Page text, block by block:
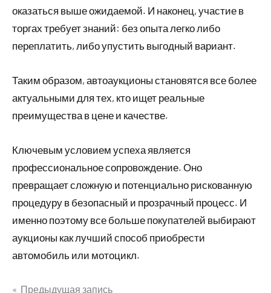
оказаться выше ожидаемой. И наконец, участие в
торгах требует знаний: без опыта легко либо
переплатить, либо упустить выгодный вариант.
Таким образом, автоаукционы становятся все более
актуальными для тех, кто ищет реальные
преимущества в цене и качестве.
Ключевым условием успеха является
профессиональное сопровождение. Оно
превращает сложную и потенциально рискованную
процедуру в безопасный и прозрачный процесс. И
именно поэтому все больше покупателей выбирают
аукционы как лучший способ приобрести
автомобиль или мотоцикл.
Предыдущая запись